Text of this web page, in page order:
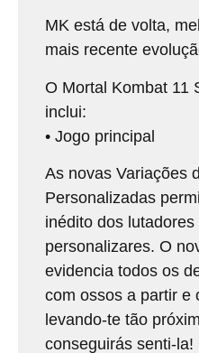
MK está de volta,
mais recente
O Mortal Kombat 11
inclui:
• Jogo principal
As novas Variações
Personalizadas
inédito dos lutadores
personalizares. O
evidencia todos os
com ossos a partir e
levando-te tão
conseguirás senti-